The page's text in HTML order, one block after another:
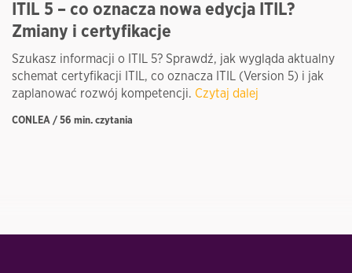
ITIL 5 – co oznacza nowa edycja ITIL?
Zmiany i certyfikacje
Szukasz informacji o ITIL 5? Sprawdź, jak wygląda aktualny
schemat certyfikacji ITIL, co oznacza ITIL (Version 5) i jak
zaplanować rozwój kompetencji. Czytaj dalej
CONLEA / 56 min. czytania